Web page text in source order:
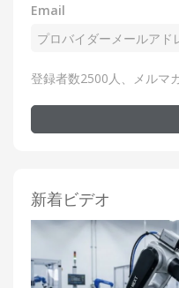
Email
登録者数2500人、メルマ
新着ビデオ